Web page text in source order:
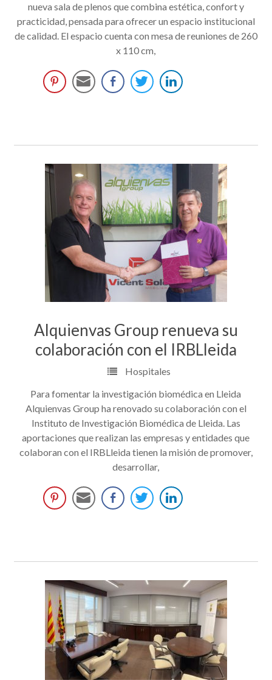
nueva sala de plenos que combina estética, confort y
practicidad, pensada para ofrecer un espacio institucional
de calidad. El espacio cuenta con mesa de reuniones de 260
x 110 cm,
Alquienvas Group renueva su
colaboración con el IRBLleida
Hospitales
Para fomentar la investigación biomédica en Lleida
Alquienvas Group ha renovado su colaboración con el
Instituto de Investigación Biomédica de Lleida. Las
aportaciones que realizan las empresas y entidades que
colaboran con el IRBLleida tienen la misión de promover,
desarrollar,